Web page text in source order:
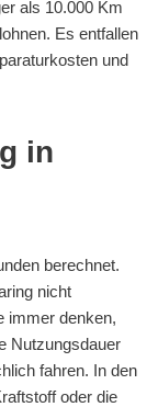
als 10.000 Km
Es entfallen
und
in
berechnet.
nicht
immer denken,
Nutzungsdauer
fahren. In den
oder die